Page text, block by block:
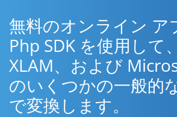
無料のオンライン ア
Php SDK を使用して
XLAM、および
のいくつかの一般的
で変換します。